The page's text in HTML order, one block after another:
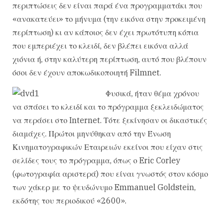
περιπτώσεις δεν είναι παρά ένα προγραμματάκι που
«ανακατεύει» το μήνυμα (την εικόνα στην προκειμένη
περίπτωση) κι αν κάποιος δεν έχει πρωτότυπη κόπια
που εμπεριέχει το κλειδί, δεν βλέπει εικόνα αλλά
χιόνια ή, στην καλύτερη περίπτωση, αυτό που βλέπουν
όσοι δεν έχουν αποκωδικοποιητή Filmnet.
Φυσικά, ήταν θέμα χρόνου
να σπάσει το κλειδί και το πρόγραμμα ξεκλειδώματος
να περάσει στο Internet. Τότε ξεκίνησαν οι δικαστικές
διαμάχες. Πρώτοι μηνύθηκαν από την Ένωση
Κινηματογραφικών Εταιρειών εκείνοι που είχαν στις
σελίδες τους το πρόγραμμα, όπως ο Eric Corley
(φωτογραφία αριστερά) που είναι γνωστός στον κόσμο
των χάκερ με το ψευδώνυμο Emmanuel Goldstein,
εκδότης του περιοδικού «2600».